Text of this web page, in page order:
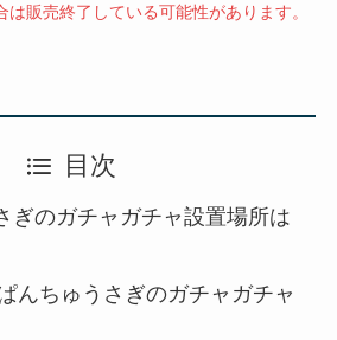
販売終了している可能性があります。
目次
ぎのガチャガチャ設置場所は
んちゅうさぎのガチャガチャ